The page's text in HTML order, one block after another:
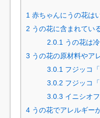
1 赤ちゃんにうの花は
2 うの花に含まれてい
2.0.1 うの花は
3 うの花の原材料やア
3.0.1 フジッコ
3.0.2 フジッコ
3.0.3 イニシオ
4 うの花でアレルギー